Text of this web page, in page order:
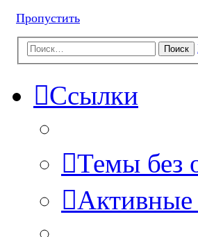
Пропустить
Поиск
Ссылки
Темы без